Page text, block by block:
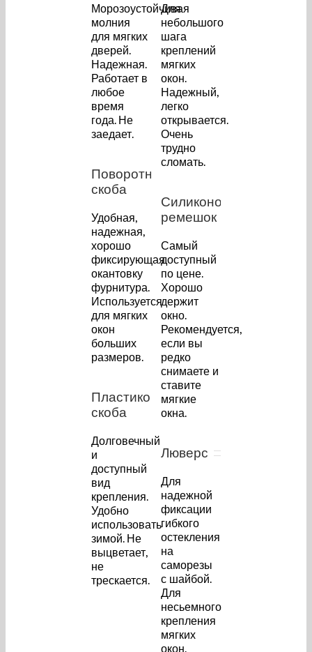
Морозоустойчивая
молния
для мягких
дверей.
Надежная.
Работает в
любое
время
года. Не
заедает.
Поворотная
скоба
Удобная,
надежная,
хорошо
фиксирующая
окантовку
фурнитура.
Используется
для мягких
окон
больших
размеров.
Пластиковая
скоба
Долговечный
и
доступный
вид
крепления.
Удобно
использовать
зимой. Не
выцветает,
не
трескается.
Для
небольшого
шага
креплений
мягких
окон.
Надежный,
легко
открывается.
Очень
трудно
сломать.
Силиконовый
ремешок
Самый
доступный
по цене.
Хорошо
держит
окно.
Рекомендуется,
если вы
редко
снимаете и
ставите
мягкие
окна.
Люверс
Для
надежной
фиксации
гибкого
остекления
на
саморезы
с шайбой.
Для
несьемного
крепления
мягких
окон.